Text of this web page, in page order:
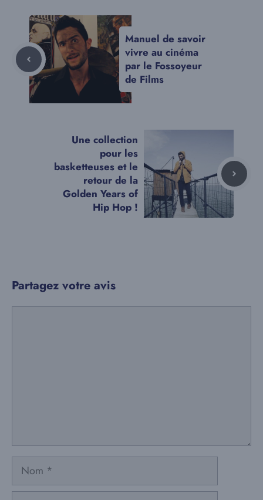
Manuel de savoir
vivre au cinéma
par le Fossoyeur
de Films
Une collection
pour les
basketteuses et le
retour de la
Golden Years of
Hip Hop !
Partagez votre avis
Nom